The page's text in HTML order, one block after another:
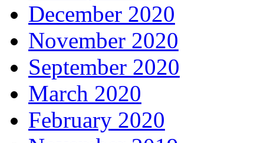
December 2020
November 2020
September 2020
March 2020
February 2020